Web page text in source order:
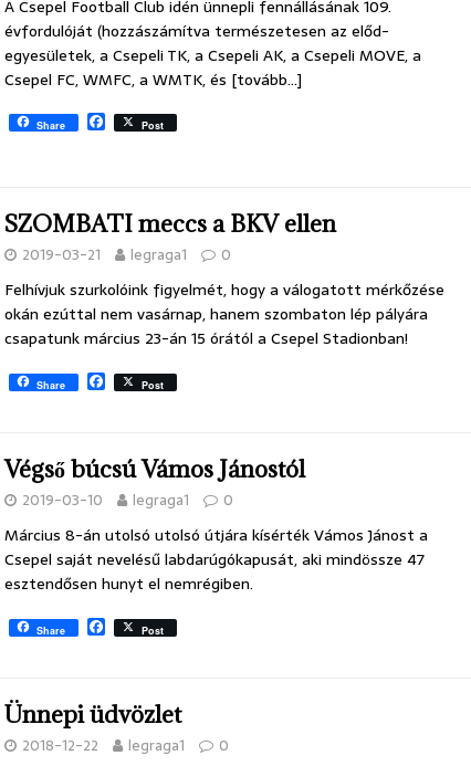
A Csepel Football Club idén ünnepli fennállásának 109.
évfordulóját (hozzászámítva természetesen az előd-
egyesületek, a Csepeli TK, a Csepeli AK, a Csepeli MOVE, a
Csepel FC, WMFC, a WMTK, és [tovább…]
Share a
o
o
Post
SZOMBATI meccs a BKV ellen
2019-03-21 legraga1 0
Felhívjuk szurkolóink figyelmét, hogy a válogatott mérkőzése
okán ezúttal nem vasárnap, hanem szombaton lép pályára
csapatunk március 23-án 15 órától a Csepel Stadionban!
Share a
o
o
Post
Végső búcsú Vámos Jánostól
2019-03-10 legraga1 0
Március 8-án utolsó utolsó útjára kísérték Vámos Jánost a
Csepel saját nevelésű labdarúgókapusát, aki mindössze 47
esztendősen hunyt el nemrégiben.
Share a
b
o
o
k
Post
Ünnepi üdvözlet
2018-12-22 legraga1 0